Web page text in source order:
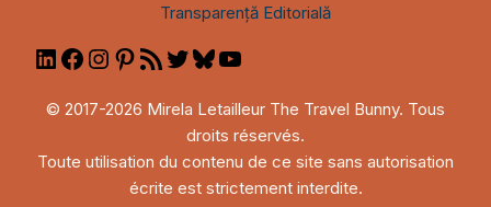
Transparență Editorială
LinkedIn
Facebook
Instagram
Pinterest
RSSTwitterBluesky
© 2017-2026 Mirela Letailleur The Travel Bunny. Tous
droits réservés.
Toute utilisation du contenu de ce site sans autorisation
écrite est strictement interdite.